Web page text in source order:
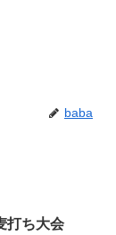
baba
打ち大会